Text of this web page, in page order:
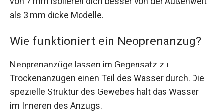
als 3 mm dicke Modelle.
Wie funktioniert ein Neoprenanzug?
Neoprenanzüge lassen im Gegensatz zu
Trockenanzügen einen Teil des Wasser durch. Die
spezielle Struktur des Gewebes hält das Wasser
im Inneren des Anzugs.